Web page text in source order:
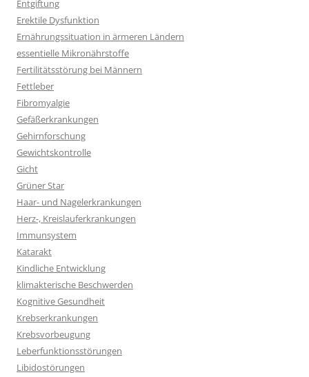
Entgiftung
Erektile Dysfunktion
Ernährungssituation in ärmeren Ländern
essentielle Mikronährstoffe
Fertilitätsstörung bei Männern
Fettleber
Fibromyalgie
Gefäßerkrankungen
Gehirnforschung
Gewichtskontrolle
Gicht
Grüner Star
Haar- und Nagelerkrankungen
Herz-, Kreislauferkrankungen
Immunsystem
Katarakt
Kindliche Entwicklung
klimakterische Beschwerden
Kognitive Gesundheit
Krebserkrankungen
Krebsvorbeugung
Leberfunktionsstörungen
Libidostörungen